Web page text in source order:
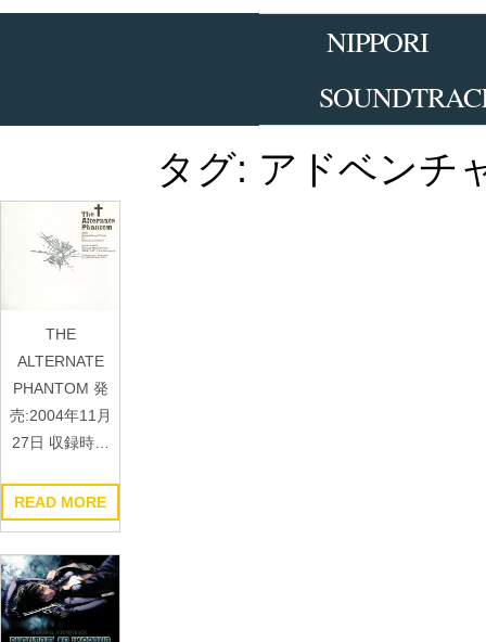
Skip
NIPPORI
タグ: アドベンチ
THE
ALTERNATE
PHANTOM 発
売:2004年11月
27日 収録時…
READ MORE